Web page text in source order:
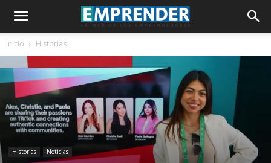
Inicio Historias
Historias Noticias